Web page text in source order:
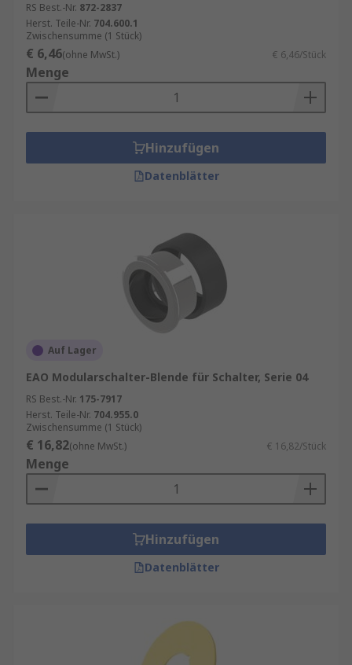
RS Best.-Nr. 872-2837
Herst. Teile-Nr. 704.600.1
Zwischensumme (1 Stück)
€ 6,46(ohne MwSt.) € 6,46/Stück
Menge
Hinzufügen
Datenblätter
Auf Lager
EAO Modularschalter-Blende für Schalter, Serie 04
RS Best.-Nr. 175-7917
Herst. Teile-Nr. 704.955.0
Zwischensumme (1 Stück)
€ 16,82(ohne MwSt.) € 16,82/Stück
Menge
Hinzufügen
Datenblätter